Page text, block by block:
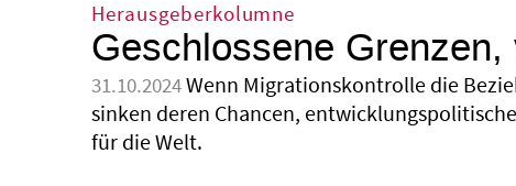
Herausgeberkolumne
Geschlossene
31.10.2024Wenn Migrationskontrolle die
sinken deren Chancen,
für die Welt.